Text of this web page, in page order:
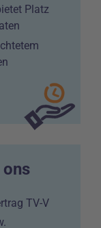
Platz
TV-V